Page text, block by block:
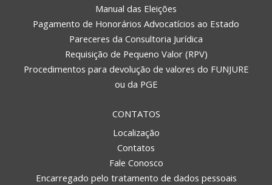
Manual das Eleições
Pagamento de Honorários Advocatícios ao Estado
Pareceres da Consultoria Jurídica
Requisição de Pequeno Valor (RPV)
Procedimentos para devolução de valores do FUNJURE
ou da PGE
CONTATOS
Localização
Contatos
Fale Conosco
Encarregado pelo tratamento de dados pessoais